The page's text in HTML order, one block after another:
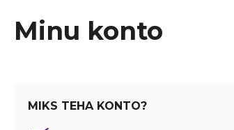
Minu konto
MIKS TEHA KONTO?